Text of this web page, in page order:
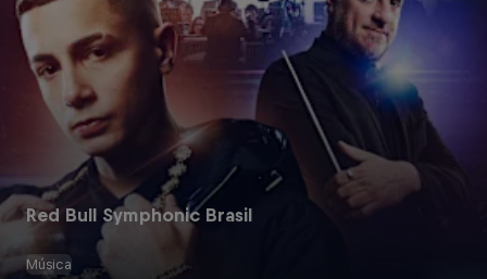
Red Bull Symphonic Brasil
Música